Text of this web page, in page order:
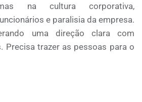
na cultura corporativa,
e paralisia da empresa.
uma direção clara com
Precisa trazer as pessoas para o